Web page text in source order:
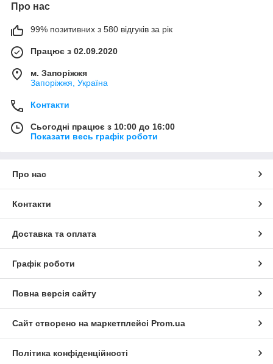
Про нас
99% позитивних з 580 відгуків за рік
Працює з 02.09.2020
м. Запоріжжя
Запоріжжя, Україна
Контакти
Сьогодні працює з 10:00 до 16:00
Показати весь графік роботи
Про нас
Контакти
Доставка та оплата
Графік роботи
Повна версія сайту
Сайт створено на маркетплейсі Prom.ua
Політика конфіденційності